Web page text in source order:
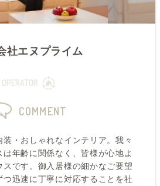
社エヌプライム
OPERATOR
COMMENT
・おしゃれなインテリア。我々
年齢に関係なく、皆様が心地よ
スです。御入居様の細かなご要望
迅速に丁寧に対応することを社